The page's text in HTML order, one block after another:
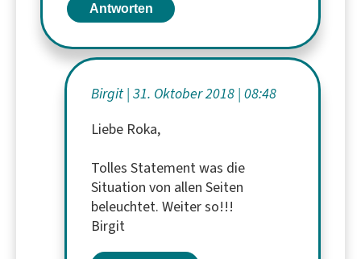
Antworten
Birgit 31. Oktober 2018 08:48
Liebe Roka,
Tolles Statement was die
Situation von allen Seiten
beleuchtet. Weiter so!!!
Birgit